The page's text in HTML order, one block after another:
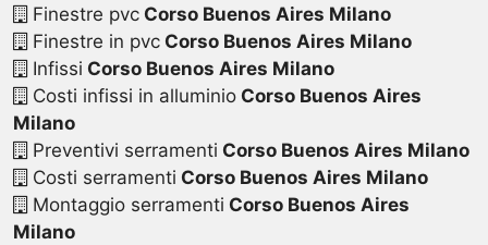
Finestre pvcCorso Buenos Aires Milano
Finestre in pvcCorso Buenos Aires Milano
Infissi Corso Buenos Aires Milano
Costi infissi in alluminioCorso Buenos Aires
Milano
Preventivi serramenti Corso Buenos Aires Milano
Costi serramenti Corso Buenos Aires Milano
Montaggio serramenti Corso Buenos Aires
Milano